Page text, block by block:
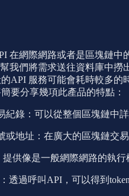
在網際網路或者是區塊鏈
我們將需求送往資料庫中
API 服務可能會耗時較多的
要分享幾項此產品的特點：
紀錄：可以從整個區塊鏈中
或地址：在廣大的區塊鏈交
提供像是一般網際網路的執行
透過呼叫API，可以得到